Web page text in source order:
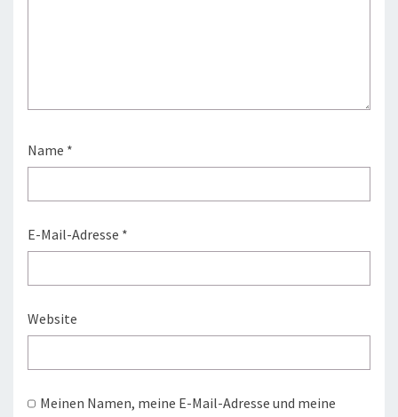
Name *
E-Mail-Adresse *
Website
Meinen Namen, meine E-Mail-Adresse und meine